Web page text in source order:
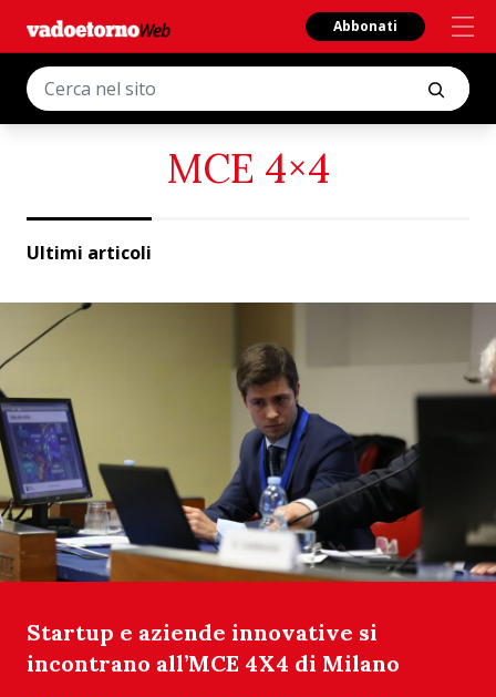
Abbonati
MCE 4×4
Ultimi articoli
Startup e aziende innovative si
incontrano all’MCE 4X4 di Milano